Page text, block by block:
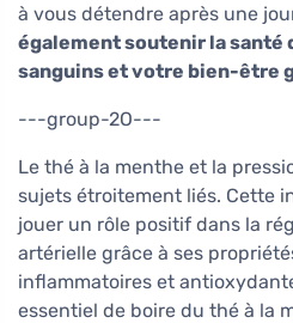
à vous détendre après une
également soutenir la santé
sanguins et votre bien-être
---group-2O---
Le thé à la menthe et la
sujets étroitement liés. Cette
jouer un rôle positif dans la
artérielle grâce à ses
inflammatoires et
essentiel de boire du thé à la